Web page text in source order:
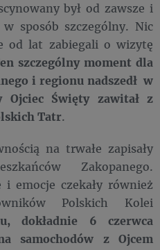
był od zawsze i
sposób szczególny. Nic
od lat zabiegali o wizytę
szczególny moment dla
i regionu nadszedł w
Ojciec Święty zawitał z
Tatr.
na trwałe zapisały
Zakopanego.
i emocje czekały również
Polskich Kolei
dokładnie 6 czerwca
samochodów z Ojcem